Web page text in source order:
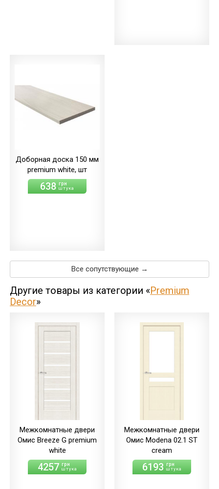
Доборная доска 150 мм
premium white, шт
638 грн
штука
Все сопутствующие →
Другие товары из категории «Premium
Decor»
Межкомнатные двери
Омис Breeze G premium
white
4257 грн
штука
Межкомнатные двери
Омис Modena 02.1 ST
cream
6193 грн
штука